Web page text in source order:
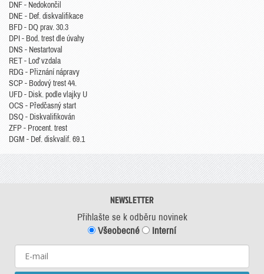
DNF - Nedokončil
DNE - Def. diskvalifikace
BFD - DQ prav. 30.3
DPI - Bod. trest dle úvahy
DNS - Nestartoval
RET - Loď vzdala
RDG - Přiznání nápravy
SCP - Bodový trest 44.
UFD - Disk. podle vlajky U
OCS - Předčasný start
DSQ - Diskvalifikován
ZFP - Procent. trest
DGM - Def. diskvalif. 69.1
NEWSLETTER
Přihlašte se k odběru novinek
Všeobecné
Interní